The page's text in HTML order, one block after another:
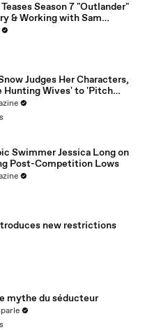
Season 7 "Outlander"
& Working with Sam
Caitríona Balfe & Mark Lewis
Judges Her Characters,
Hunting Wives' to 'Pitch
Swimmer Jessica Long on
Post-Competition Lows
new restrictions
mythe du séducteur